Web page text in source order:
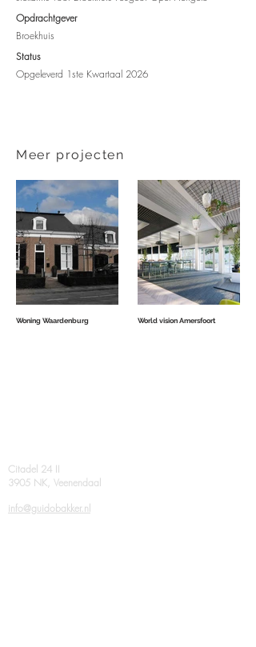
Opdrachtgever​
Broekhuis
Status
Opgeleverd 1ste Kwartaal 2026
Meer projecten
Woning Waardenburg World vision Amersfoort
Citadel 24 II
3905 NK, Veenendaal
info@guidobakker.nl